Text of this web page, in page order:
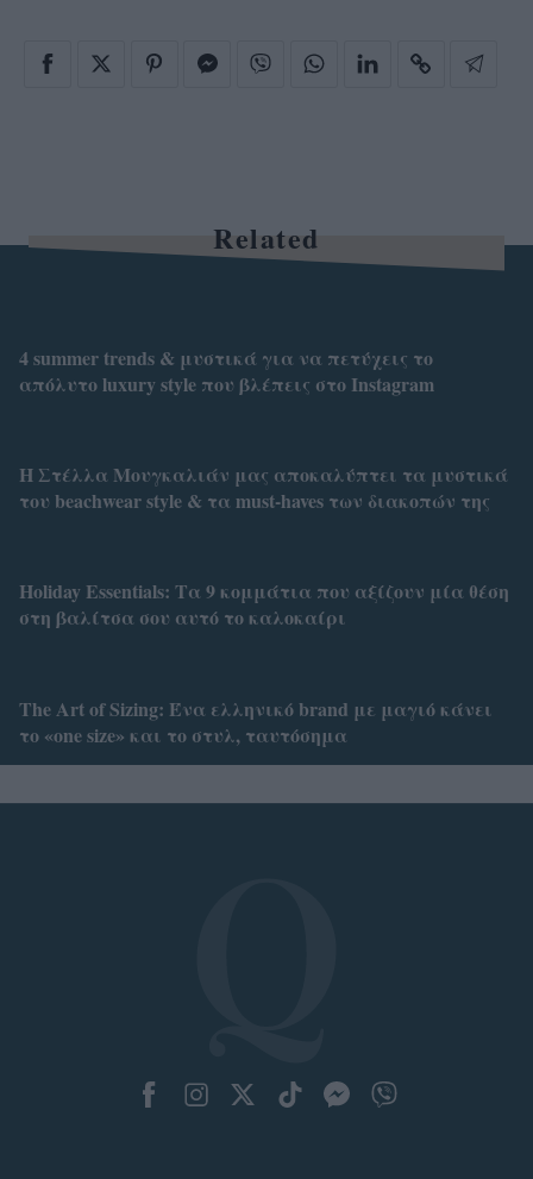
Related
4 summer trends & μυστικά για να πετύχεις το
απόλυτο luxury style που βλέπεις στο Instagram
Η Στέλλα Μουγκαλιάν μας αποκαλύπτει τα μυστικά
του beachwear style & τα must-haves των διακοπών της
Holiday Essentials: Τα 9 κομμάτια που αξίζουν μία θέση
στη βαλίτσα σου αυτό το καλοκαίρι
Τhe Art of Sizing: Ένα ελληνικό brand με μαγιό κάνει
το «one size» και το στυλ, ταυτόσημα